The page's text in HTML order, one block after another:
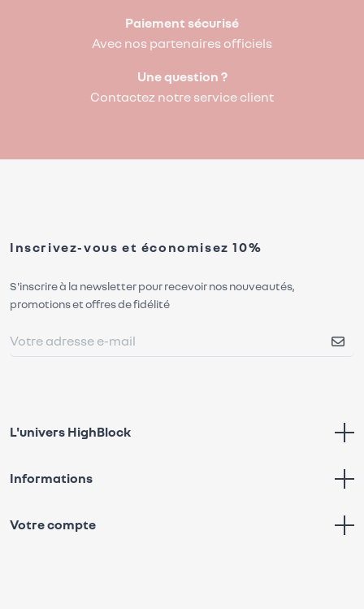
Paiement sécurisé
Avec nos partenaires officiels
Une question ?
Contactez notre service client
Inscrivez-vous et économisez 10%
S'inscrire à la newsletter pour recevoir nos nouveautés,
promotions et offres de fidélité
L'univers HighBlock
Informations
Votre compte